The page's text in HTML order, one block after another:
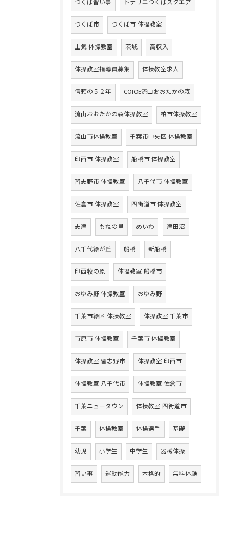
つくば習い事 トナリエつくばスクエア
つくば市 つくば市 体操教室
土気 体操教室 茨城 高収入
体操教室指導員募集 体操教室求人
信頼の５２年 COTOE流山おおたかの森
流山おおたかの森体操教室 柏市体操教室
流山市体操教室 千葉市中央区 体操教室
印西市 体操教室 船橋市 体操教室
習志野市 体操教室 八千代市 体操教室
佐倉市 体操教室 四街道市 体操教室
志津 もねの里 めいわ 津田沼
八千代緑が丘 船橋 新船橋
印西牧の原 体操教室 船橋市
おゆみ野 体操教室 おゆみ野
千葉市緑区 体操教室 体操教室 千葉市
市原市 体操教室 千葉市 体操教室
体操教室 習志野市 体操教室 印西市
体操教室 八千代市 体操教室 佐倉市
千葉ニュータウン 体操教室 四街道市
千葉 体操教室 体操選手 基礎
幼児 小学生 中学生 器械体操
習い事 運動能力 本格的 無料体験